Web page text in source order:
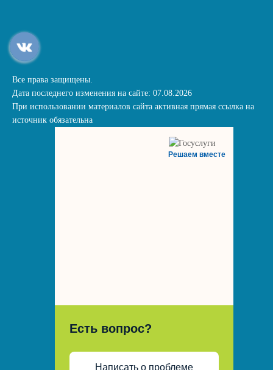
Все права защищены.
Дата последнего изменения на сайте: 07.08.2026
При использовании материалов сайта активная прямая ссылка на
источник обязательна
Решаем вместе
Есть вопрос?
Написать о проблеме